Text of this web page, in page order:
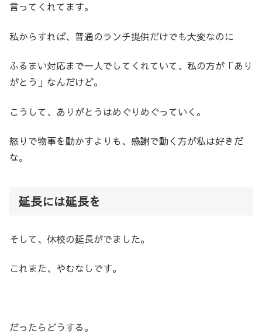
言ってくれてます。
私からすれば、普通のランチ提供だけでも大変なのに
ふるまい対応まで一人でしてくれていて、私の方が「あり
がとう」なんだけど。
こうして、ありがとうはめぐりめぐっていく。
怒りで物事を動かすよりも、感謝で動く方が私は好きだ
な。
延長には延長を
そして、休校の延長がでました。
これまた、やむなしです。
だったらどうする。